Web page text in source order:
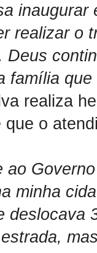
realizar o
Deus
família
realiza
que o
ao
minha
deslocava